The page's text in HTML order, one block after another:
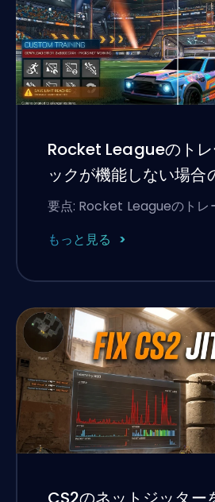
Rocket Leagueのト
ックが機能しない場合
要点: Rocket Leagueのトレ
もっと見る